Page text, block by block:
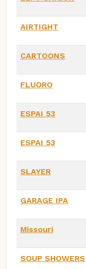
AIRTIGHT
CARTOONS
FLUORO
ESPAI 53
ESPAI 53
SLAYER
GARAGE IPA
Missouri
SOUP SHOWERS